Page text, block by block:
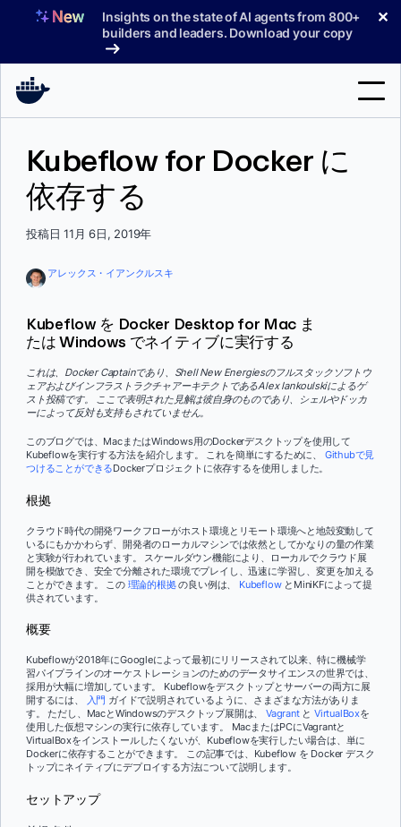
へ
Insights on the state of AI agents from 800+
builders and leaders. Download your copy
✕
製品
ドキュメント
索
サインイン
Kubeflow for Docker に
依存する
投稿日 11月 6日, 2019年
アレックス・イアンクルスキ
Kubeflow を Docker Desktop for Mac ま
たは Windows でネイティブに実行する
これは、Docker Captainであり、Shell New Energiesのフルスタックソフトウ
ェアおよびインフラストラクチャアーキテクトであるAlex Iankoulskiによるゲ
スト投稿です。
ここで表明された見解は彼自身のものであり、シェルやドッカ
ーによって反対も支持もされていません。
このブログでは、MacまたはWindows用のDockerデスクトップを使用して
Kubeflowを実行する方法を紹介します。 これを簡単にするために、 Githubで見
つけることができるDockerプロジェクトに依存するを使用しました。
根拠
クラウド時代の開発ワークフローがホスト環境とリモート環境へと地殻変動して
いるにもかかわらず、開発者のローカルマシンでは依然としてかなりの量の作業
と実験が行われています。 スケールダウン機能により、ローカルでクラウド展
開を模倣でき、安全で分離された環境でプレイし、迅速に学習し、変更を加える
ことができます。 この 理論的根拠の良い例は、 KubeflowとMiniKFによって提
供されています。
概要
Kubeflowが2018年にGoogleによって最初にリリースされて以来、特に機械学
習パイプラインのオーケストレーションのためのデータサイエンスの世界では、
採用が大幅に増加しています。 Kubeflowをデスクトップとサーバーの両方に展
開するには、 入門 ガイドで説明されているように、さまざまな方法がありま
す。 ただし、MacとWindowsのデスクトップ展開は、 VagrantとVirtualBoxを
使用した仮想マシンの実行に依存しています。 MacまたはPCにVagrantと
VirtualBoxをインストールしたくないが、Kubeflowを実行したい場合は、単に
Dockerに依存することができます。 この記事では、Kubeflow を Docker デスク
トップにネイティブにデプロイする方法について説明します。
セットアップ